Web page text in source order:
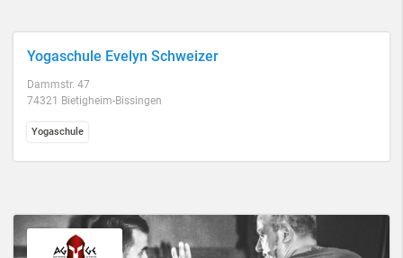
Yogaschule Evelyn Schweizer
Dammstr. 47
74321 Bietigheim-Bissingen
Yogaschule